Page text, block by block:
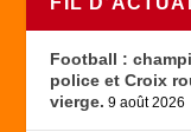
Football :
police et Croix
vierge. 9 août 2026